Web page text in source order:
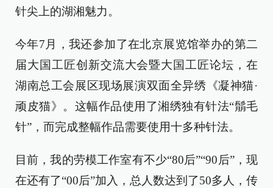
针尖上的湖湘魅力。
今年7月，我还参加了在北京展览馆举办的第二
届大国工匠创新交流大会暨大国工匠论坛，在
湖南总工会展区现场展演双面全异绣《凝神猫·
顽皮猫》。这幅作品使用了湘绣独有针法“鬅毛
针”，而完成整幅作品需要使用十多种针法。
目前，我的劳模工作室有不少“80后”“90后”，现
在还有了“00后”加入，总人数达到了50多人，传